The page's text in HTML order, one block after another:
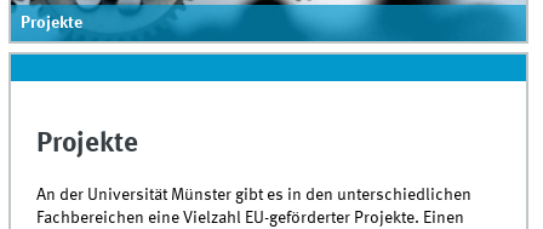
Projekte
Projekte
An der Universität Münster gibt es in den unterschiedlichen
Fachbereichen eine Vielzahl EU-geförderter Projekte. Einen